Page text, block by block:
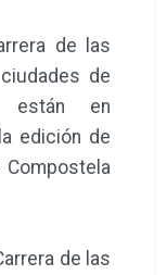
de las
de
en
edición de
Compostela
de las